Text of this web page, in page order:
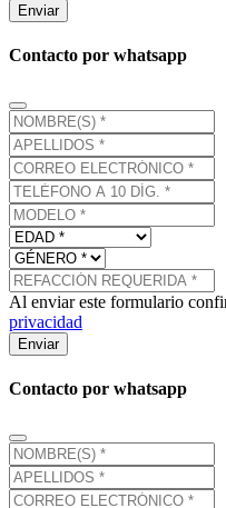
Enviar
Contacto por whatsapp
Al enviar este formulario
privacidad
Enviar
Contacto por whatsapp